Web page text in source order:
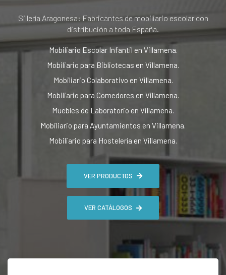
Sillería Aragonesa: Fabricantes de mobiliario escolar con
distribución a toda España.
Mobiliario Escolar Infantil en Villamena.
Mobiliario para Bibliotecas en Villamena.
Mobiliario Colaborativo en Villamena.
Mobiliario para Comedores en Villamena.
Muebles de Laboratorio en Villamena.
Mobiliario para Ayuntamientos en Villamena.
Mobiliario para Hostelería en Villamena.
VER PRODUCTOS
VER CATÁLOGOS